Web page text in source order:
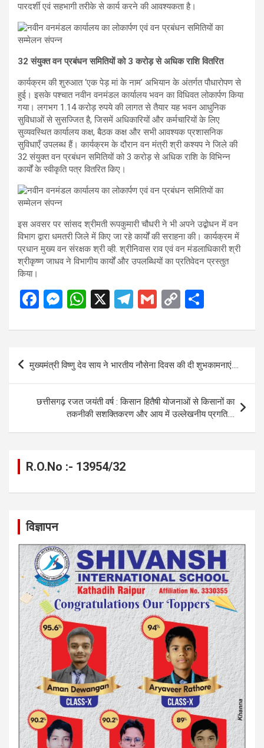
पारदर्शी एवं सहभागी तरीके से कार्य करने की आवश्यकता है।
32 संयुक्त वन प्रबंधन समितियों को 3 करोड़ से अधिक राशि वितरित
कार्यक्रम की शुरुआत ‘एक पेड़ मां के नाम’ अभियान के अंतर्गत पौधारोपण से
हुई। इसके पश्चात नवीन वनमंडल कार्यालय भवन का विधिवत लोकार्पण किया
गया। लगभग 1.14 करोड़ रुपये की लागत से तैयार यह भवन आधुनिक
सुविधाओं से सुसज्जित है, जिसमें अधिकारियों और कर्मचारियों के लिए
सुव्यवस्थित कार्यालय कक्ष, बैठक कक्ष और सभी आवश्यक प्रशासनिक
सुविधाएँ उपलब्ध हैं। कार्यक्रम के दौरान वन मंत्री श्री कश्यप ने जिले की
32 संयुक्त वन प्रबंधन समितियों को 3 करोड़ से अधिक राशि के विभिन्न
कार्यों के स्वीकृति पत्र वितरित किए।
इस अवसर पर सांसद श्रीमती रूपकुमारी चौधरी ने भी अपने उद्बोधन में वन
विभाग द्वारा धमतरी जिले में किए जा रहे कार्यों की सराहना की। कार्यक्रम में
प्रधान मुख्य वन संरक्षक श्री व्ही. श्रीनिवास राव एवं वन मंडलाधिकारी श्री
श्रीकृष्ण जाधव ने विभागीय कार्यों और उपलब्धियों का प्रतिवेदन प्रस्तुत
किया।
F
ce
b
o
o
k
M
se
n
g
er
W
at
A
p
p
X
T
e
gr
a
m
G
ail
C
py
Li
n
k
ar
Post
navigation
मुख्यमंत्री विष्णु देव साय ने भारतीय नौसेना दिवस की दी शुभकामनाएं….
छत्तीसगढ़ रजत जयंती वर्ष : किसान हितैषी योजनाओं से किसानों का
तकनीकी सशक्तिकरण और आय में उल्लेखनीय प्रगति….
R.O.No :- 13954/32
विज्ञापन